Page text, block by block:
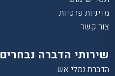
מדיניות פרטיות
צור קשר
שירותי הדברה נבחרים
הדברת נמלי אש